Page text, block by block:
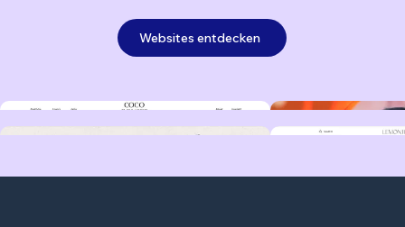
Websites entdecken